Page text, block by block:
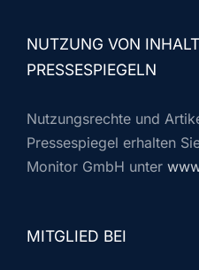
NUTZUNG VON
PRESSESPIEGELN
Nutzungsrechte und
Pressespiegel erhalten
Monitor GmbH unter
MITGLIED BEI